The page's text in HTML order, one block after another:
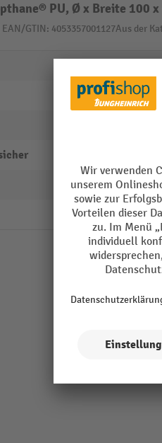
PU, Ø x Breite 100 x
GTIN: 4053357001127Aus der
Anschraubplatte
ja
gut